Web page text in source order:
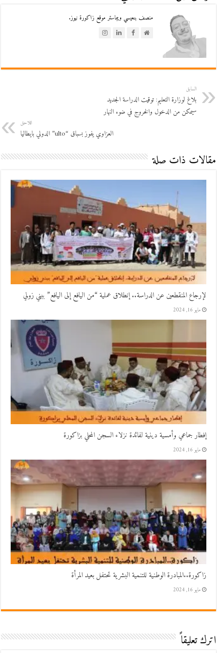
منصف بنعيسي ويبماستر موقع زاكورة نيوز.
السابق
بلاغ لوزارة التعليم: توقيت الدراسة الجديد
سيمكن من الدخول والخروج في ضوء النهار
اللاحق
العزاوي يفوز بسباق “ulto” الدولي بايطاليا
مقالات ذات صلة
لإرجاع المنقطعين عن الدراسة.. إنطلاق عملية “من اليافع إلى اليافع” ببني زولي
مايو 16, 2024
إفطار جماعي وأمسية دينية لفائدة نزلاء السجن المحلي بزاكورة
مايو 16, 2024
زاكورة..المبادرة الوطنية للتنمية البشرية تحتفل بعيد المرأة
مايو 16, 2024
اترك تعليقاً